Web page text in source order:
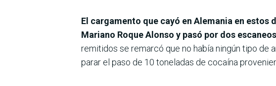
El cargamento que cayó en Alemania en
Mariano Roque Alonso y pasó por dos escaneos
remitidos se remarcó que no había ningún tipo de
parar el paso de 10 toneladas de cocaína